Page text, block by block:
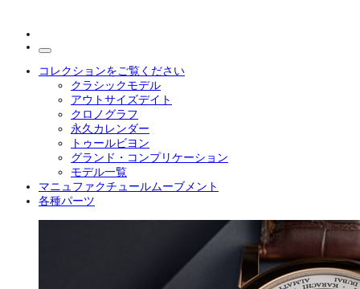
コレクションをご覧ください
クラシックモデル
アウトサイズデイト
クロノグラフ
永久カレンダー
トゥールビヨン
グランド・コンプリケーション
モデル一覧
マニュファクチュールムーブメント
各種パーツ